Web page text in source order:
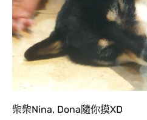
柴柴Nina, Dona隨你摸XD